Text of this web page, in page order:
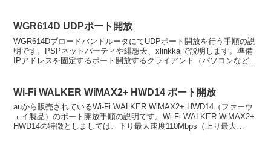
WGR614D UDPポート開放
WGR614DブロードバンドルータにてUDPポート開放を行う手順の説
明です。PSPネットパーティや緋想天、xlinkkaiで説明します。準備
IPアドレスを固定するポート開放するクライアント（パソコンなど）
Wi-Fi WALKER WiMAX2+ HWD14 ポート開放
auから販売されているWi-Fi WALKER WiMAX2+ HWD14（ファーウ
ェイ製品）のポート開放手順の説明です。Wi-Fi WALKER WiMAX2+
HWD14の特徴としましては、下り最大速度110Mbps（上り最大